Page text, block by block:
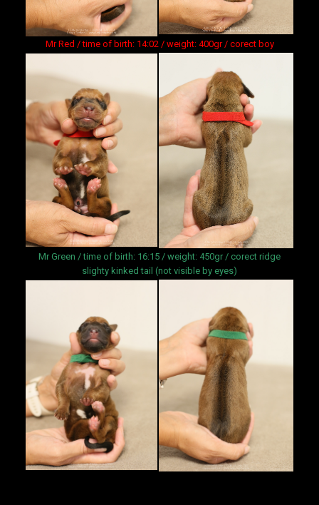
Mr Red / time of birth: 14:02 / weight: 400gr / corect boy
Mr Green / time of birth: 16:15 / weight: 450gr / corect ridge
slighty kinked tail (not visible by eyes)